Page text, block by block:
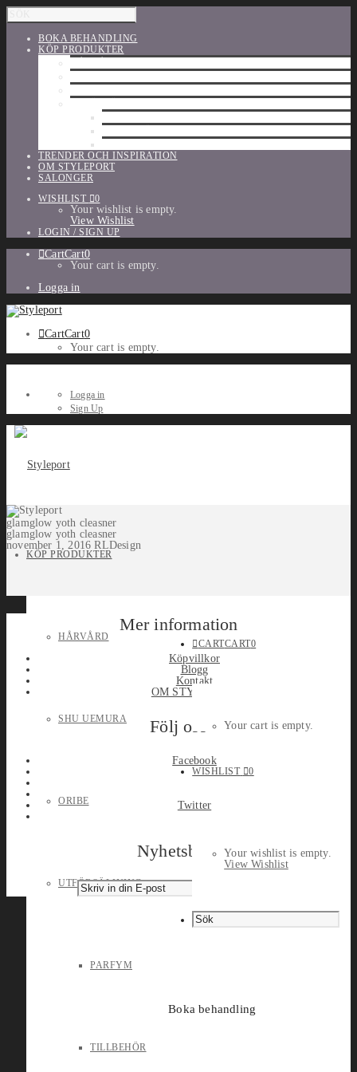
BOKA BEHANDLING
KÖP PRODUKTER
TRENDER OCH INSPIRATION
OM STYLEPORT
SALONGER
WISHLIST
0
Your wishlist is empty.
View Wishlist
LOGIN / SIGN UP
CartCart0
Your cart is empty.
Logga in
CartCart0
Your cart is empty.
Logga in
Sign Up
KÖP PRODUKTER
HÅRVÅRD
SHU UEMURA
ORIBE
UTFÖRSÄLJNING
PARFYM
TILLBEHÖR
CARTCART0
Your cart is empty.
WISHLIST 0
Your wishlist is empty.
View Wishlist
Boka behandling
glamglow yoth cleasner
glamglow yoth cleasner
november 1, 2016 RLDesign
Mer information
Köpvillkor
Blogg
Kontakt
OM STYLEPORT
Följ oss
Facebook
Twitter
Nyhetsbrev